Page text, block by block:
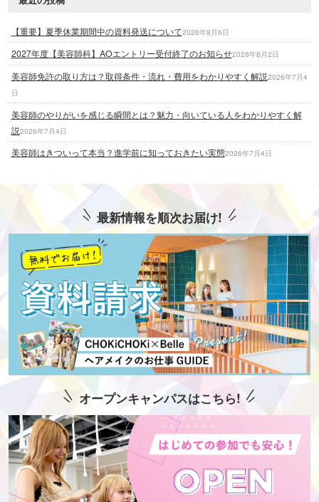
【重要】夏季休業期間中の資料発送について2026年8月6日
2027年度【美容師科】AOエントリー受付終了のお知らせ2026年8月2日
美容師免許の取り方は？取得条件・流れ・費用をわかりやすく解説2026年7月4
日
美容師のやりがいを感じる瞬間とは？魅力・向いている人をわかりやすく解
説2026年7月4日
美容師はきついって本当？進学前に知っておきたい実態2026年7月4日
最新情報を順次お届け!
オープンキャンパスはこちら!